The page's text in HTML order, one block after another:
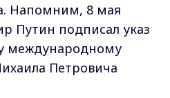
Напомним, 8 мая
Путин подписал указ
международному
Петровича